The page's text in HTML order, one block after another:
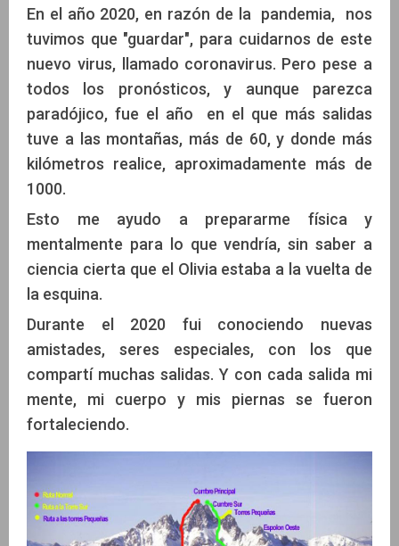
En el año 2020, en razón de la pandemia, nos
tuvimos que "guardar", para cuidarnos de este
nuevo virus, llamado coronavirus. Pero pese a
todos los pronósticos, y aunque parezca
paradójico, fue el año en el que más salidas
tuve a las montañas, más de 60, y donde más
kilómetros realice, aproximadamente más de
1000.
Esto me ayudo a prepararme física y
mentalmente para lo que vendría, sin saber a
ciencia cierta que el Olivia estaba a la vuelta de
la esquina.
Durante el 2020 fui conociendo nuevas
amistades, seres especiales, con los que
compartí muchas salidas. Y con cada salida mi
mente, mi cuerpo y mis piernas se fueron
fortaleciendo.